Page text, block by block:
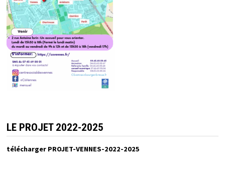
LE PROJET 2022-2025
télécharger PROJET-VENNES-2022-2025